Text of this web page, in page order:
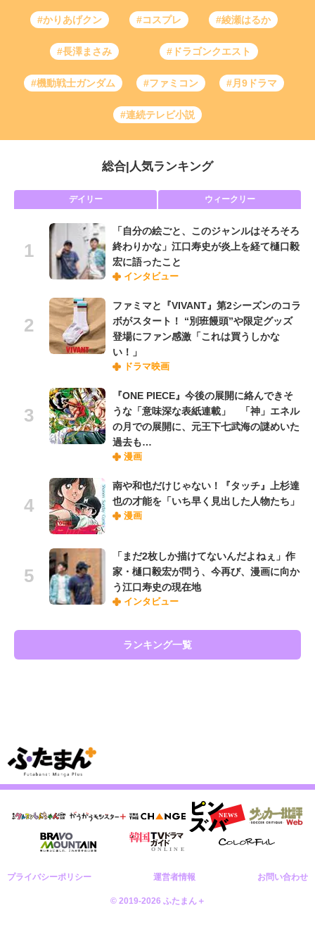
#かりあげクン #コスプレ #綾瀬はるか
#長澤まさみ #ドラゴンクエスト
#機動戦士ガンダム #ファミコン #月9ドラマ
#連続テレビ小説
総合 人気ランキング
デイリー ウィークリー
「自分の絵ごと、このジャンルはそろそろ
終わりかな」江口寿史が炎上を経て樋口毅
宏に語ったこと
インタビュー
ファミマと『VIVANT』第2シーズンのコラ
ボがスタート！ “別班饅頭”や限定グッズ
登場にファン感激「これは買うしかな
い！」
ドラマ映画
『ONE PIECE』今後の展開に絡んできそ
うな「意味深な表紙連載」 「神」エネル
の月での展開に、元王下七武海の謎めいた
過去も…
漫画
南や和也だけじゃない！『タッチ』上杉達
也の才能を「いち早く見出した人物たち」
漫画
「まだ2枚しか描けてないんだよねぇ」作
家・樋口毅宏が問う、今再び、漫画に向か
う江口寿史の現在地
インタビュー
ランキング一覧
プライバシーポリシー 運営者情報 お問い合わせ
© 2019-2026 ふたまん＋